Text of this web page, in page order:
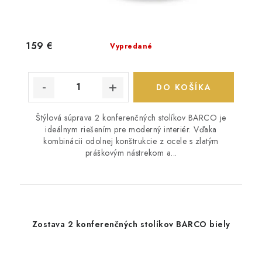
Vypredané
159 €
DO KOŠÍKA
Štýlová súprava 2 konferenčných stolíkov BARCO je
ideálnym riešením pre moderný interiér. Vďaka
kombinácii odolnej konštrukcie z ocele s zlatým
práškovým nástrekom a...
Zostava 2 konferenčných stolíkov BARCO biely